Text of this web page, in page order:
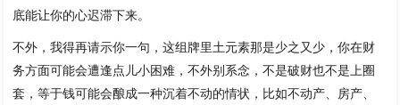
底能让你的心迟滞下来。
不外，我得再请示你一句，这组牌里土元素那是少之又少，你在财
务方面可能会遭逢点儿小困难，不外别系念，不是破财也不是上圈
套，等于钱可能会酿成一种沉着不动的情状，比如不动产、房产、